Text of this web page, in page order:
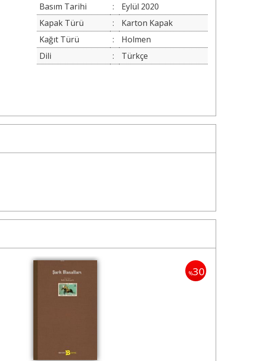
Basım Tarihi
:
Eylül 2020
Kapak Türü
:
Karton Kapak
Kağıt Türü
:
Holmen
Dili
: Türkçe
%30